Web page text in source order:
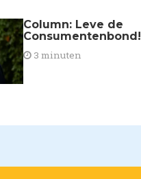
Column: Leve de
Consumentenbond!
3 minuten